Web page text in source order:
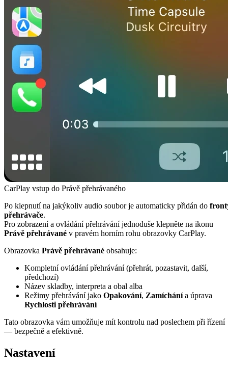
CarPlay vstup do Právě přehrávaného
Po klepnutí na jakýkoliv audio soubor je automaticky přidán do
přehrávače.
Pro zobrazení a ovládání přehrávání jednoduše klepněte na ikonu
Právě přehrávané v pravém horním rohu obrazovky CarPlay.
Obrazovka Právě přehrávané obsahuje:
Kompletní ovládání přehrávání (přehrát, pozastavit, další,
předchozí)
Název skladby, interpreta a obal alba
Režimy přehrávání jako Opakování, Zamíchánía úprava
Rychlosti přehrávání
Tato obrazovka vám umožňuje mít kontrolu nad poslechem při řízení
— bezpečně a efektivně.
Nastavení